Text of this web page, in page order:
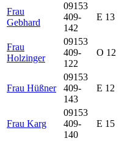
Frau
Gebhard
09153
409-
142
E 13
Frau
Holzinger
09153
409-
122
O 12
Frau Hüßner
09153
409-
143
E 12
Frau Karg
09153
409-
140
E 15